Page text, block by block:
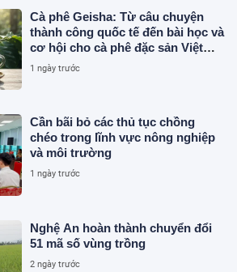
Cà phê Geisha: Từ câu chuyện
thành công quốc tế đến bài học và
cơ hội cho cà phê đặc sản Việt
Nam
1 ngày trước
Cần bãi bỏ các thủ tục chồng
chéo trong lĩnh vực nông nghiệp
và môi trường
1 ngày trước
Nghệ An hoàn thành chuyển đổi
51 mã số vùng trồng
2 ngày trước